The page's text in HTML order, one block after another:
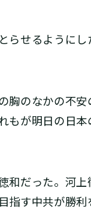
せるようにし
のなかの不安
もが明日の日
だった。河上
指す中共が勝